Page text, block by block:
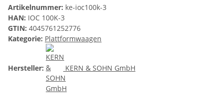
Artikelnummer: ke-ioc100k-3
HAN: IOC 100K-3
GTIN: 4045761252776
Kategorie: Plattformwaagen
Hersteller: KERN & SOHN GmbH